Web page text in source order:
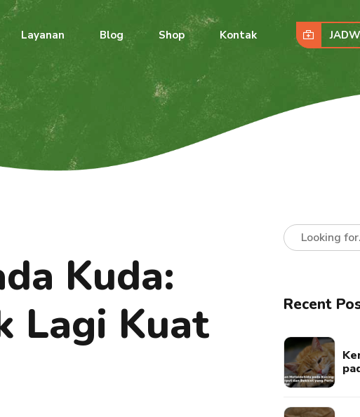
Layanan Blog Shop Kontak
Kuda:
Lagi Kuat
Recent